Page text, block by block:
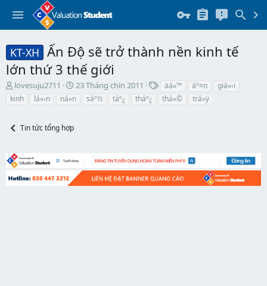
KT-XH Ấn Độ sẽ trở thành nền kinh tế
lớn thứ 3 thế giới
T
h
a
t
a
r
lovesuju2711
N
g
đ
u
23 Tháng chín 2011
h
äá»™ áº¤n
giá»›i
kinh
lá»›n ná»n sáº½ táº¿ tháº¿ thá»© trá»ÿ
Tin tức tổng hợp